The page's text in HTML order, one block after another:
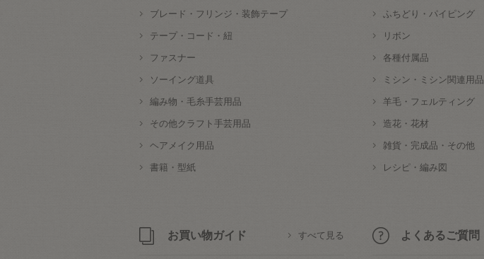
ブレード・フリンジ・装飾テープ ふちどり・パイピング
テープ・コード・紐 リボン
ファスナー 各種付属品
ソーイング道具 ミシン・ミシン関連用品
編み物・毛糸手芸用品 羊毛・フェルティング
その他クラフト手芸用品 造花・花材
ヘアメイク用品 雑貨・完成品・その他
書籍・型紙 レシピ・編み図
お買い物ガイド すべて見る よくあるご質問